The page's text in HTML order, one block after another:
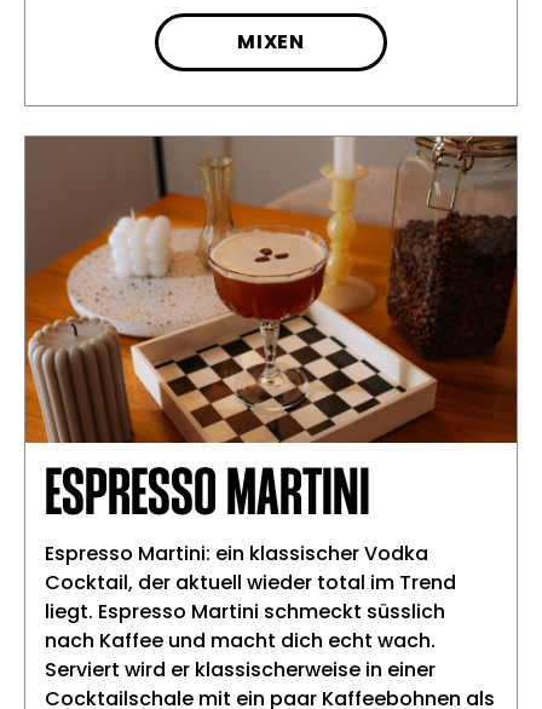
MIXEN
ESPRESSO MARTINI
Espresso Martini: ein klassischer Vodka
Cocktail, der aktuell wieder total im Trend
liegt. Espresso Martini schmeckt süsslich
nach Kaffee und macht dich echt wach.
Serviert wird er klassischerweise in einer
Cocktailschale mit ein paar Kaffeebohnen als